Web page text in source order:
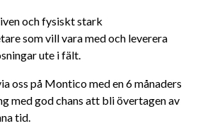
och fysiskt stark
som vill vara med och leverera
ute i fält.
oss på Montico med en 6 månaders
med god chans att bli övertagen av
tid.